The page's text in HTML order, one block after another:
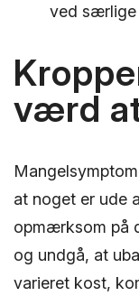
ved særlige
værd
at noget er ude
opmærksom på
og undgå, at
varieret kost,